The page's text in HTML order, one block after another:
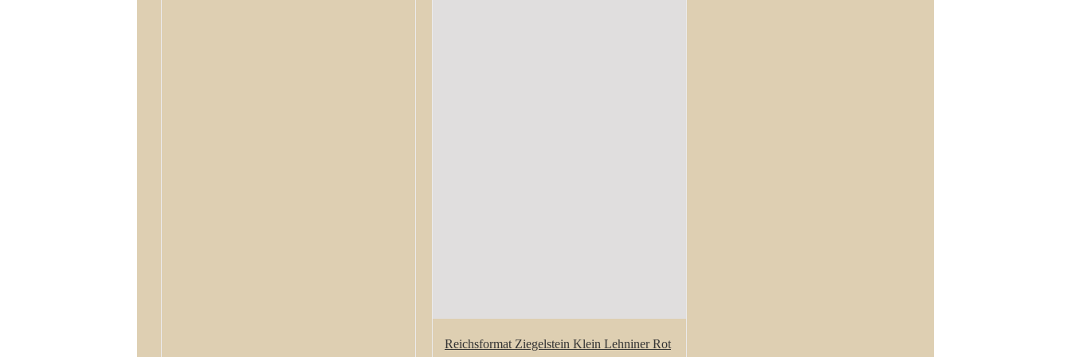
Reichsformat Ziegelstein Klein Lehniner Rot